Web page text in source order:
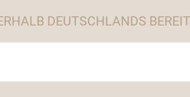
DEUTSCHLANDS